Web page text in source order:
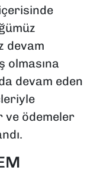
devam
olmasına
devam eden
ve ödemeler